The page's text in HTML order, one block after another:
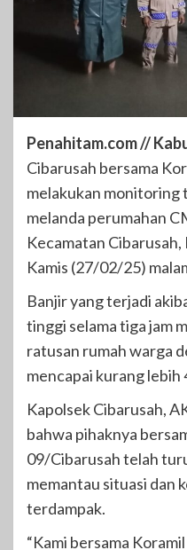
Penahitam.com //
Cibarusah bersama
melakukan monitoring
melanda perumahan
Kecamatan
Kamis (27/02/25)
Banjir yang terjadi
tinggi selama tiga jam
ratusan rumah warga
mencapai kurang lebih
Kapolsek Cibarusah,
bahwa pihaknya
09/Cibarusah telah
memantau situasi dan
terdampak.
“Kami bersama